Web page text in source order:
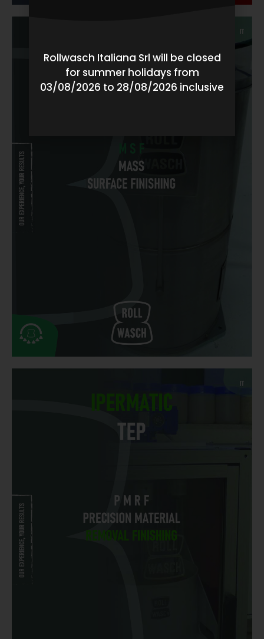
Rollwasch Italiana Srl will be closed
for summer holidays from
03/08/2026 to 28/08/2026 inclusive